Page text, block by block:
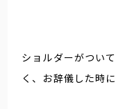
ショルダーがつい
く、お辞儀した時